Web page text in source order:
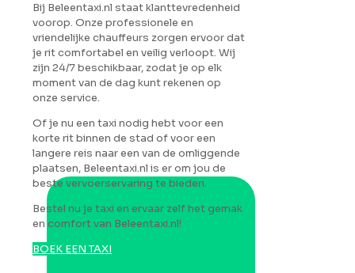
Bij Beleentaxi.nl staat klanttevredenheid
voorop. Onze professionele en
vriendelijke chauffeurs zorgen ervoor dat
je rit comfortabel en veilig verloopt. Wij
zijn 24/7 beschikbaar, zodat je op elk
moment van de dag kunt rekenen op
onze service.
Of je nu een taxi nodig hebt voor een
korte rit binnen de stad of voor een
langere reis naar een van de omliggende
plaatsen, Beleentaxi.nl is er om jou de
beste vervoerservaring te bieden.
Bestel nu je taxi en ervaar zelf het gemak
en comfort van Beleentaxi.nl!
BOEK EEN TAXI